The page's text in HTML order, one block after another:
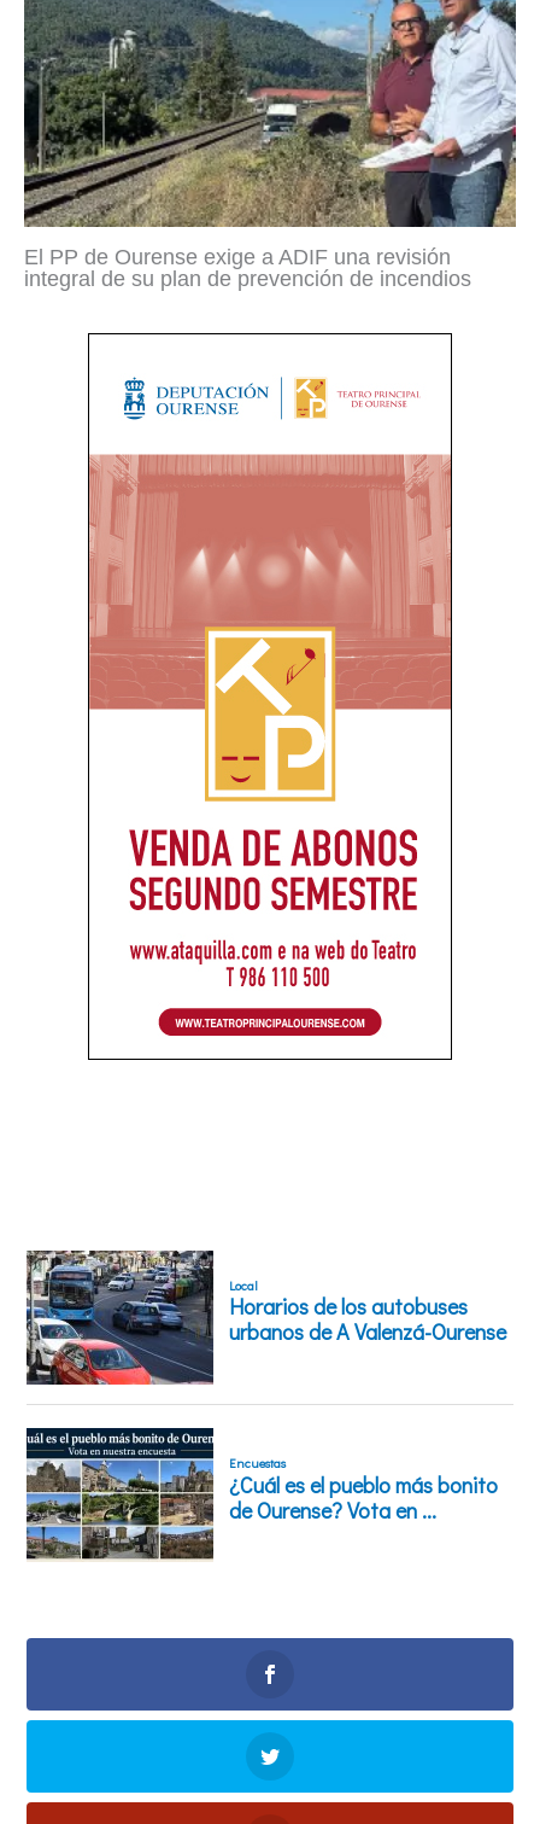
El PP de Ourense exige a ADIF una revisión
integral de su plan de prevención de incendios